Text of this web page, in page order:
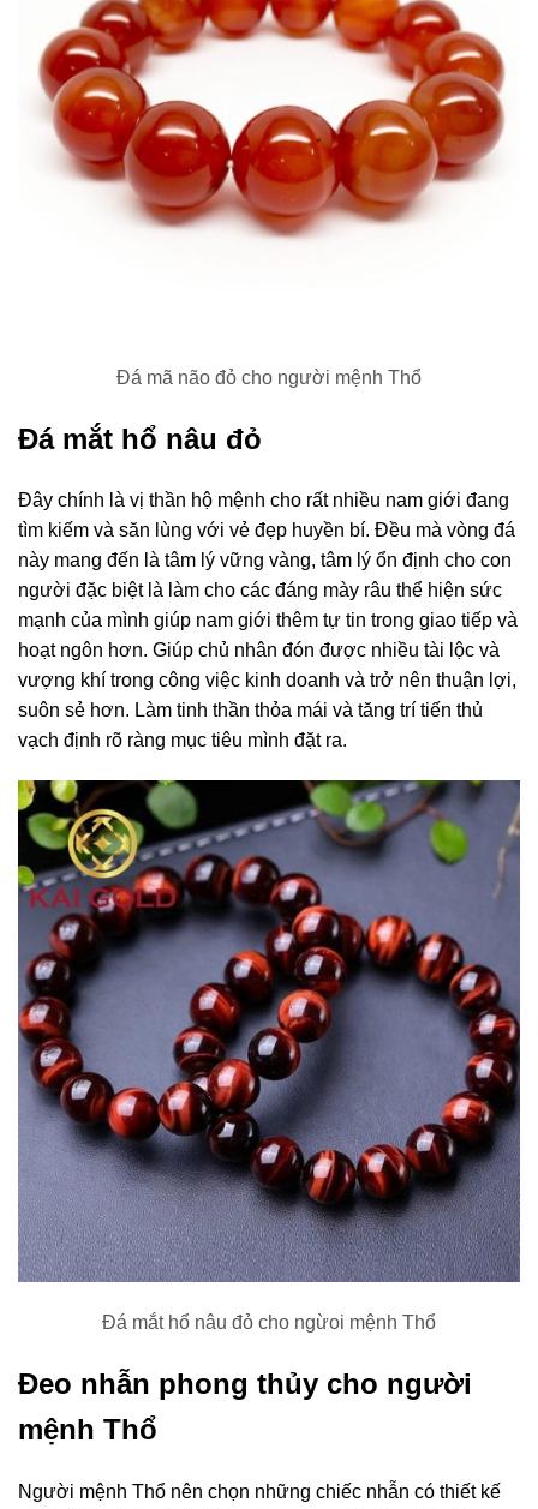
Đá mã não đỏ cho người mệnh Thổ
Đá mắt hổ nâu đỏ
Đây chính là vị thần hộ mệnh cho rất nhiều nam giới đang
tìm kiếm và săn lùng với vẻ đẹp huyền bí. Đều mà vòng đá
này mang đến là tâm lý vững vàng, tâm lý ổn định cho con
người đặc biệt là làm cho các đáng mày râu thể hiện sức
mạnh của mình giúp nam giới thêm tự tin trong giao tiếp và
hoạt ngôn hơn. Giúp chủ nhân đón được nhiều tài lộc và
vượng khí trong công việc kinh doanh và trở nên thuận lợi,
suôn sẻ hơn. Làm tinh thần thỏa mái và tăng trí tiến thủ
vạch định rõ ràng mục tiêu mình đặt ra.
Đá mắt hổ nâu đỏ cho ngừoi mệnh Thổ
Đeo nhẫn phong thủy cho người
mệnh Thổ
Người mệnh Thổ nên chọn những chiếc nhẫn có thiết kế